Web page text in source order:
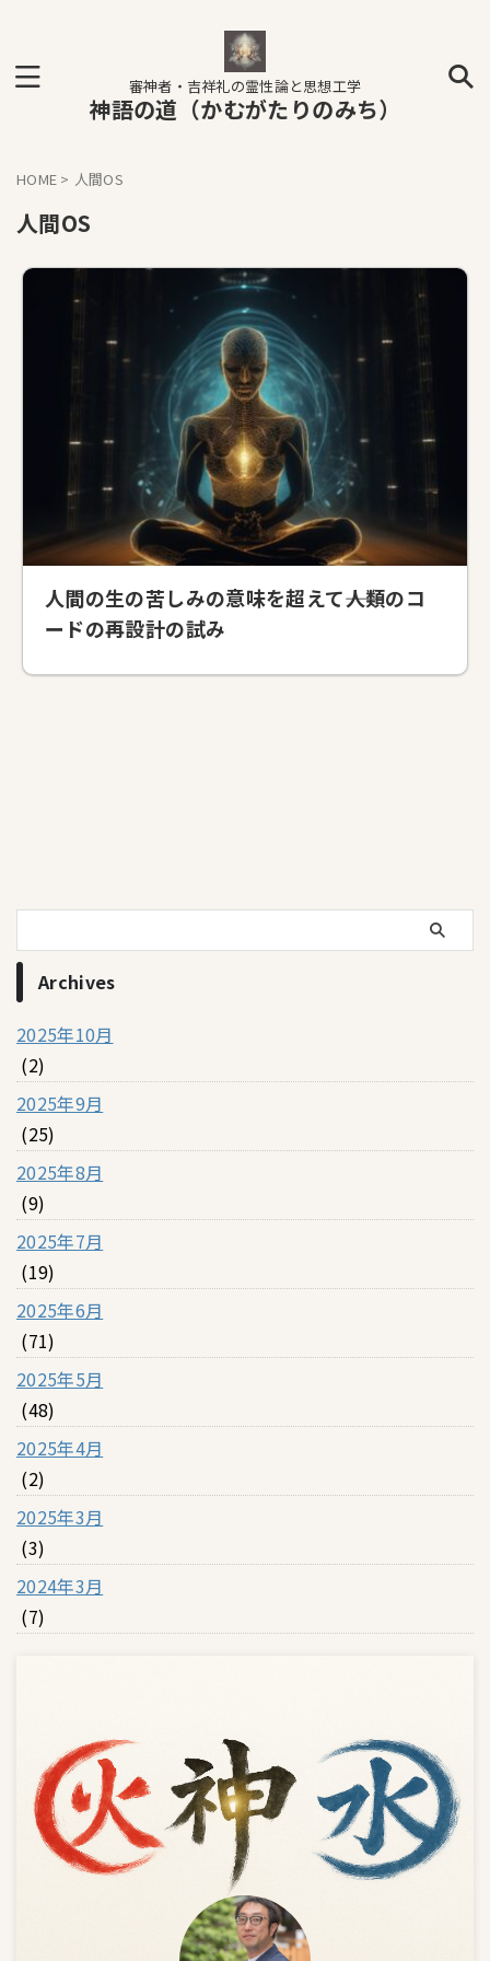
審神者・吉祥礼の霊性論と思想工学
神語の道（かむがたりのみち）
HOME > 人間OS
人間OS
人間の生の苦しみの意味を超えて――人類のコ
ードの再設計の試み
Archives
2025年10月
(2)
2025年9月
(25)
2025年8月
(9)
2025年7月
(19)
2025年6月
(71)
2025年5月
(48)
2025年4月
(2)
2025年3月
(3)
2024年3月
(7)